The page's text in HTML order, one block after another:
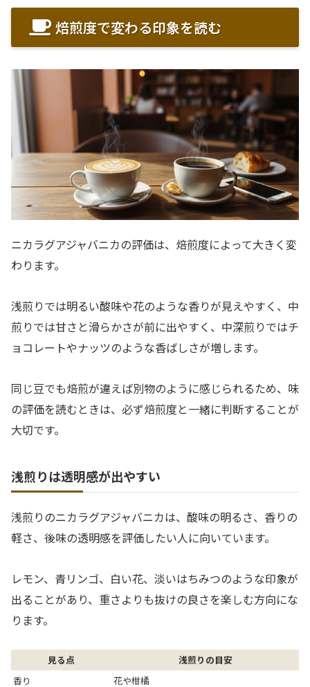
焙煎度で変わる印象を読む
ニカラグアジャバニカの評価は、焙煎度によって大きく変
わります。
浅煎りでは明るい酸味や花のような香りが見えやすく、中
煎りでは甘さと滑らかさが前に出やすく、中深煎りではチ
ョコレートやナッツのような香ばしさが増します。
同じ豆でも焙煎が違えば別物のように感じられるため、味
の評価を読むときは、必ず焙煎度と一緒に判断することが
大切です。
浅煎りは透明感が出やすい
浅煎りのニカラグアジャバニカは、酸味の明るさ、香りの
軽さ、後味の透明感を評価したい人に向いています。
レモン、青リンゴ、白い花、淡いはちみつのような印象が
出ることがあり、重さよりも抜けの良さを楽しむ方向にな
ります。
見る点
浅煎りの目安
香り
花や柑橘